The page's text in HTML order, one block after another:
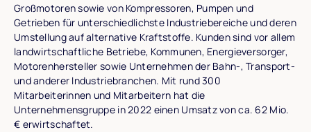
Großmotoren sowie von Kompressoren, Pumpen und
Getrieben für unterschiedlichste Industriebereiche und deren
Umstellung auf alternative Kraftstoffe. Kunden sind vor allem
landwirtschaftliche Betriebe, Kommunen, Energieversorger,
Motorenhersteller sowie Unternehmen der Bahn-, Transport-
und anderer Industriebranchen. Mit rund 300
Mitarbeiterinnen und Mitarbeitern hat die
Unternehmensgruppe in 2022 einen Umsatz von ca. 62 Mio.
€ erwirtschaftet.